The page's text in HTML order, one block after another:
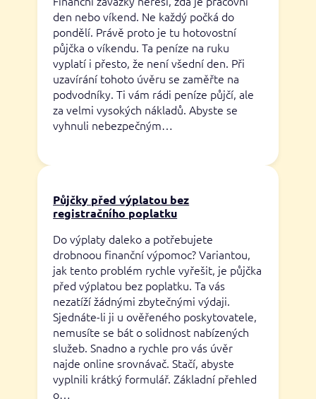
den nebo víkend. Ne každý počká do
pondělí. Právě proto je tu hotovostní
půjčka o víkendu. Ta peníze na ruku
vyplatí i přesto, že není všední den. Při
uzavírání tohoto úvěru se zaměřte na
podvodníky. Ti vám rádi peníze půjčí, ale
za velmi vysokých nákladů. Abyste se
vyhnuli nebezpečným…
Půjčky před výplatou bez
registračního poplatku
Do výplaty daleko a potřebujete
drobnoou finanční výpomoc? Variantou,
jak tento problém rychle vyřešit, je půjčka
před výplatou bez poplatku. Ta vás
nezatíží žádnými zbytečnými výdaji.
Sjednáte-li ji u ověřeného poskytovatele,
nemusíte se bát o solidnost nabízených
služeb. Snadno a rychle pro vás úvěr
najde online srovnávač. Stačí, abyste
vyplnili krátký formulář. Základní přehled
o…